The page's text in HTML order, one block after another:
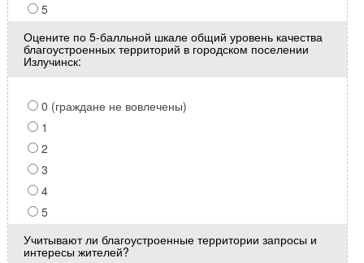
5
Оцените по 5-балльной шкале общий уровень качества
благоустроенных территорий в городском поселении
Излучинск:
0 (граждане не вовлечены)
1
2
3
4
5
Учитывают ли благоустроенные территории запросы и
интересы жителей?